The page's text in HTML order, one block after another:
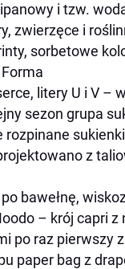
i tzw.
zwierzęce i
sorbetowe
litery U i V –
sezon grupa
rozpinane
z
bawełnę,
– krój capri z
po raz pierwszy
paper bag z